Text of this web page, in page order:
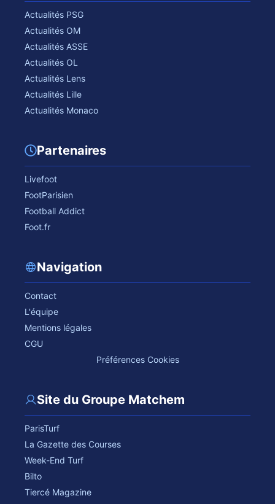
Actualités PSG
Actualités OM
Actualités ASSE
Actualités OL
Actualités Lens
Actualités Lille
Actualités Monaco
Partenaires
Livefoot
FootParisien
Football Addict
Foot.fr
Navigation
Contact
L'équipe
Mentions légales
CGU
Préférences Cookies
Site du Groupe Matchem
ParisTurf
La Gazette des Courses
Week-End Turf
Bilto
Tiercé Magazine